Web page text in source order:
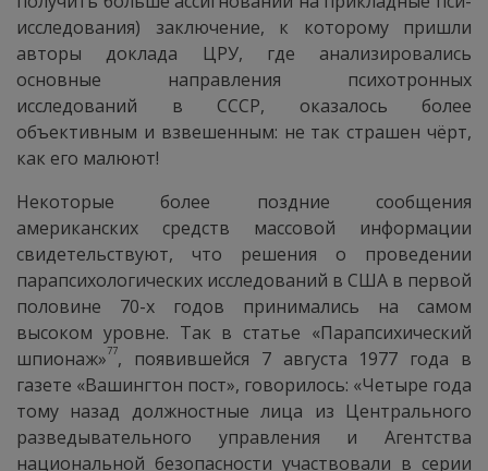
исследования) заключение, к которому пришли
авторы доклада ЦРУ, где анализировались
основные направления психотронных
исследований в СССР, оказалось более
объективным и взвешенным: не так страшен чёрт,
как его малюют!
Некоторые более поздние сообщения
американских средств массовой информации
свидетельствуют, что решения о проведении
парапсихологических исследований в США в первой
половине 70-х годов принимались на самом
высоком уровне. Так в статье «Парапсихический
шпионаж»77, появившейся 7 августа 1977 года в
газете «Вашингтон пост», говорилось: «Четыре года
тому назад должностные лица из Центрального
разведывательного управления и Агентства
национальной безопасности участвовали в серии